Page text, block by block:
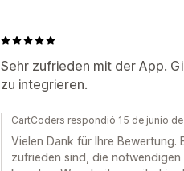
Sehr zufrieden mit der App.
zu integrieren.
CartCoders respondió 15 de junio
Vielen Dank für Ihre Bewertung.
zufrieden sind, die